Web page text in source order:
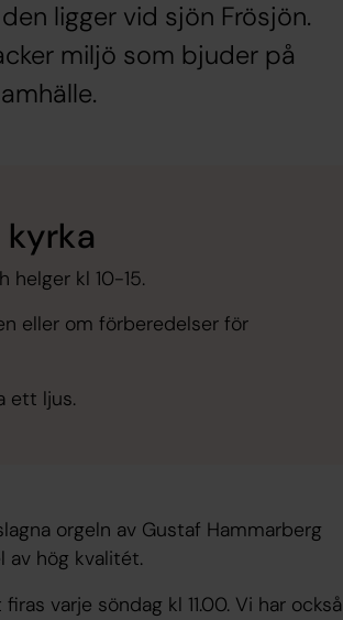
ligger vid sjön Frösjön.
miljö som bjuder på
helger kl 10-15.
eller om förberedelser för
ett ljus.
orgeln av Gustaf Hammarberg
av hög kvalitét.
varje söndag kl 11.00. Vi har också